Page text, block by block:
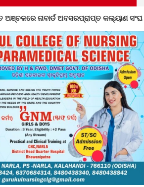
ସଂଘ ଏବଂ ଯୁବବିକାଶ ପକ୍ଷରୁ ରିଲିଫ୍